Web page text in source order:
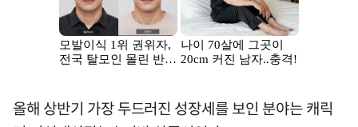
올해 상반기 가장 두드러진 성장세를 보인 분야는 캐릭